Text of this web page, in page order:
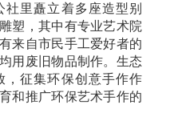
里矗立着多座造型别
塑，其中有专业艺术院
来自市民手工爱好者的
用废旧物品制作。生态
，征集环保创意手作作
和推广环保艺术手作的